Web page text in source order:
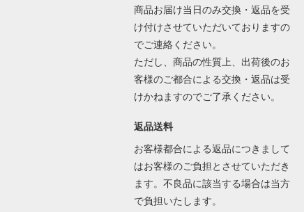
商品お届け当日のみ交換・返品を受
け付けさせていただいておりますの
でご連絡ください。
ただし、商品の性質上、出荷後のお
客様のご都合による交換・返品は受
けかねますのでご了承ください。
返品送料
お客様都合による返品につきまして
はお客様のご負担とさせていただき
ます。不良品に該当する場合は当方
で負担いたします。